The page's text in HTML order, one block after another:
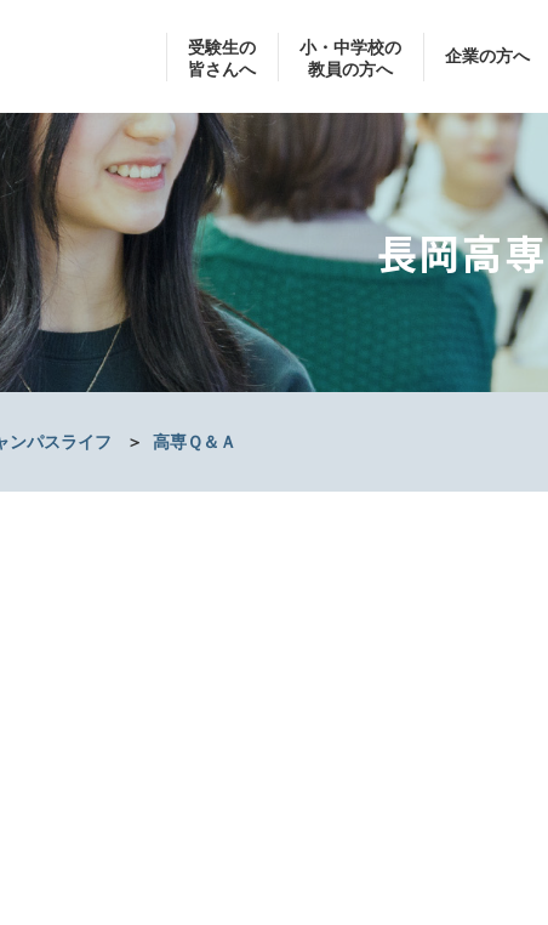
受験生の
皆さんへ
小・中学校の
教員の方へ
企業の方へ
長岡高
ンパスライフ ＞ 高専Ｑ＆Ａ